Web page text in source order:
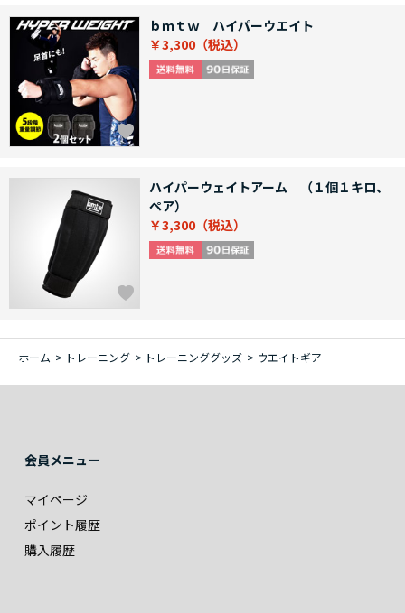
ｂｍｔｗ ハイパーウエイト
￥3,300
ハイパーウェイトアーム （１個１キロ、
ペア）
￥3,300
ホーム > トレーニング > トレーニンググッズ > ウエイトギア
会員メニュー
マイページ
ポイント履歴
購入履歴